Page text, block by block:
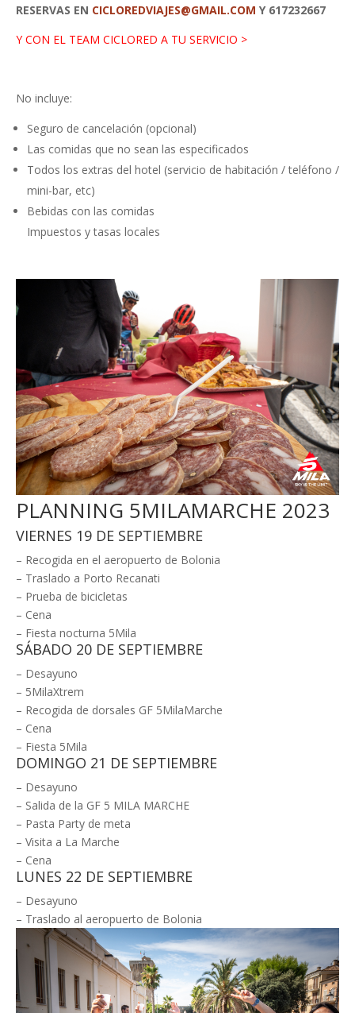
RESERVAS EN CICLOREDVIAJES@GMAIL.COM Y 617232667
Y CON EL TEAM CICLORED A TU SERVICIO >
No incluye:
Seguro de cancelación (opcional)
Las comidas que no sean las especificados
Todos los extras del hotel (servicio de habitación / teléfono /
mini-bar, etc)
Bebidas con las comidas
Impuestos y tasas locales
PLANNING 5MILAMARCHE 2023
VIERNES 19 DE SEPTIEMBRE
– Recogida en el aeropuerto de Bolonia
– Traslado a Porto Recanati
– Prueba de bicicletas
– Cena
– Fiesta nocturna 5Mila
SÁBADO 20 DE SEPTIEMBRE
– Desayuno
– 5MilaXtrem
– Recogida de dorsales GF 5MilaMarche
– Cena
– Fiesta 5Mila
DOMINGO 21 DE SEPTIEMBRE
– Desayuno
– Salida de la GF 5 MILA MARCHE
– Pasta Party de meta
– Visita a La Marche
– Cena
LUNES 22 DE SEPTIEMBRE
– Desayuno
– Traslado al aeropuerto de Bolonia